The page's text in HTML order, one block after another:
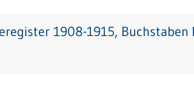
1908-1915, Buchstaben